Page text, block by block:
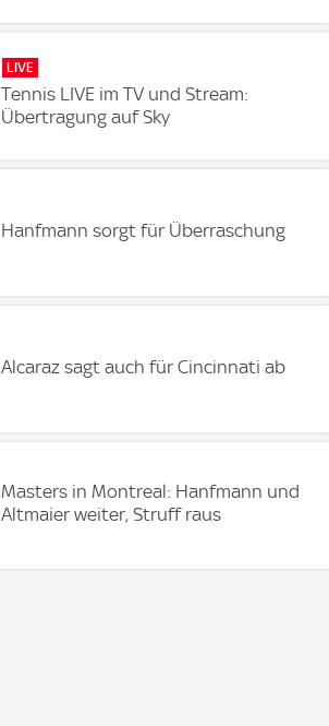
LIVE
Tennis LIVE im TV und Stream:
Übertragung auf Sky
Hanfmann sorgt für Überraschung
Alcaraz sagt auch für Cincinnati ab
Masters in Montreal: Hanfmann und
Altmaier weiter, Struff raus